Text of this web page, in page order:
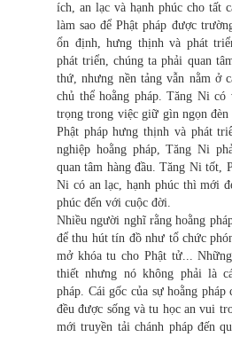
ích, an lạc và hạnh phúc cho tất
làm sao để Phật pháp được
ổn định, hưng thịnh và phát
phát triển, chúng ta phải quan
thứ, nhưng nền tảng vẫn nằm ở
chủ thể hoằng pháp. Tăng Ni
trọng trong việc giữ gìn ngọn đèn
Phật pháp hưng thịnh và phát
nghiệp hoằng pháp, Tăng Ni
quan tâm hàng đầu. Tăng Ni tốt,
Ni có an lạc, hạnh phúc thì mới
phúc đến với cuộc đời.
Nhiều người nghĩ rằng hoằng
để thu hút tín đồ như tổ chức
mở khóa tu cho Phật tử...
thiết nhưng nó không phải là
pháp. Cái gốc của sự hoằng
đều được sống và tu học an vui
mới truyền tải chánh pháp đến